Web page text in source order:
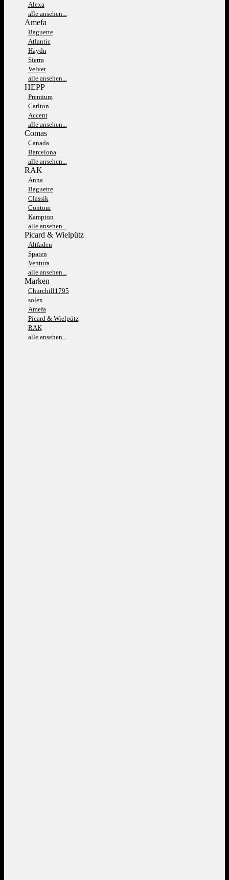
Alexa
alle ansehen...
Amefa
Baguette
Atlantic
Haydn
Sierra
Velvet
alle ansehen...
HEPP
Premium
Carlton
Accent
alle ansehen...
Comas
Canada
Barcelona
alle ansehen...
RAK
Anna
Baguette
Classik
Contour
Kampton
alle ansehen...
Picard & Wielpütz
Altfaden
Spaten
Ventura
alle ansehen...
Marken
Churchill1795
solex
Amefa
Picard & Wielpütz
RAK
alle ansehen...